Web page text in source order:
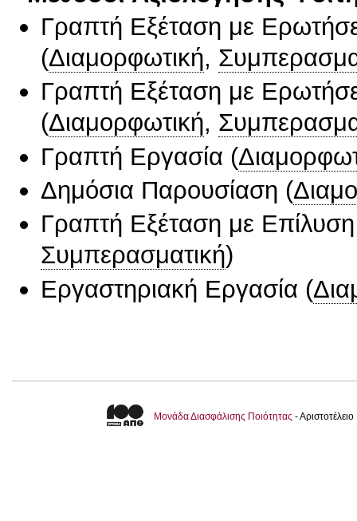
Γραπτή Εξέταση με
(Διαμορφωτική,
Γραπτή Εξέταση με
(Διαμορφωτική,
Γραπτή Εργασία (
Δημόσια Παρουσίαση (
Γραπτή Εξέταση με
Συμπερασματική)
Εργαστηριακή Εργασία (
Μονάδα Διασφάλισης Ποιότητας -